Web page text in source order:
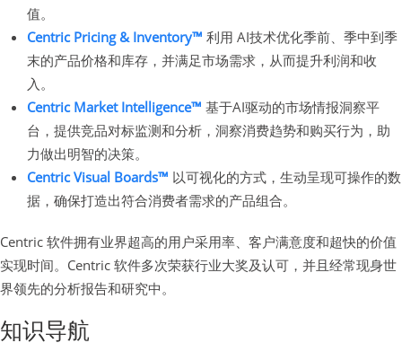
值。
Centric Pricing & Inventory™ 利用 AI技术优化季前、季中到季
末的产品价格和库存，并满足市场需求，从而提升利润和收
入。
Centric Market Intelligence™ 基于AI驱动的市场情报洞察平
台，提供竞品对标监测和分析，洞察消费趋势和购买行为，助
力做出明智的决策。
Centric Visual Boards™ 以可视化的方式，生动呈现可操作的数
据，确保打造出符合消费者需求的产品组合。
Centric 软件拥有业界超高的用户采用率、客户满意度和超快的价值
实现时间。Centric 软件多次荣获行业大奖及认可，并且经常现身世
界领先的分析报告和研究中。
知识导航